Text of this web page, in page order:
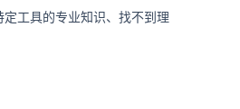
工具的专业知识、找不到理